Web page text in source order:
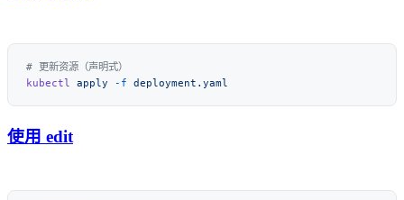
kubectl
apply -f
使用 edit